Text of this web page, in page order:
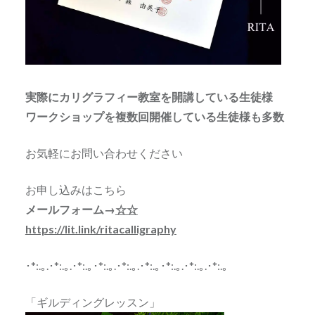
実際にカリグラフィー教室を開講している生徒様
ワークショップを複数回開催している生徒様も多数
お気軽にお問い合わせください
お申し込みはこちら
メールフォーム→☆☆
https://lit.link/ritacalligraphy
･*:.｡.･*:.｡.･*:.｡･*:.｡.･*:.｡.･*:.｡･*:.｡.･*:.｡.･*:.｡
「ギルディングレッスン」